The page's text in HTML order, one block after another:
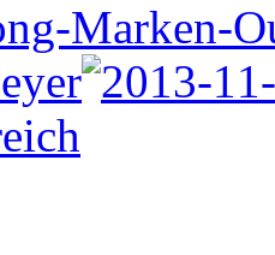
Marken-